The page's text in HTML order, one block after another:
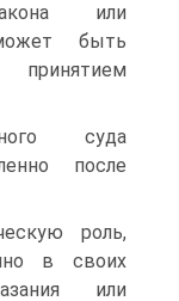
или
быть
суда
после
роль,
в своих
или